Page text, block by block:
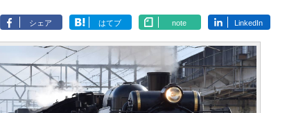
シェア はてブ note LinkedIn